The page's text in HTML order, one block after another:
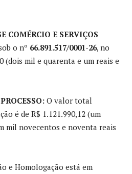
COMÉRCIO E SERVIÇOS
o nº 66.891.517/0001-26, no
(dois mil e quarenta e um reais e
O valor total
é de R$ 1.121.990,12 (um
mil novecentos e noventa reais
e Homologação está em